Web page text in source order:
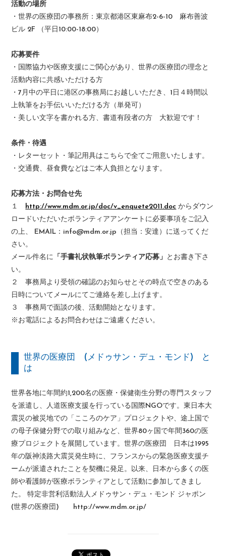
活動の場所
・世界の医療団の事務所：東京都港区東麻布2-6-10 麻布善波
ビル 2F （平日10:00-18:00）
応募要件
・国際協力や医療支援にご関心があり、世界の医療団の理念と
活動内容に共感いただける方
・7月中の平日に港区の事務局にお越しいただき、1日４時間以
上執筆をお手伝いいただける方（単発可）
・美しい文字を書かれる方、書道有段者の方 大歓迎です！
条件・待遇
・レターセット・筆記用具はこちらで全てご用意いたします。
・交通費、昼食費などはご本人負担となります。
応募方法・お問合せ先
１ http://www.mdm.or.jp/doc/v_enquete2011.doc からダウン
ロードいただいたボランティアアンケートに必要事項をご記入
の上、 EMAIL：info@mdm.or.jp（担当：安達）に送ってくだ
さい。
メール件名に 「手書礼状執筆ボランティア応募」 とお書き下さ
い。
２ 事務局より受領の確認のお知らせとその時点で空きのある
日時についてメールにてご連絡を差し上げます。
３ 事務局で面談の後、活動開始となります。
※お電話によるお問合わせはご遠慮ください。
世界の医療団 (メドゥサン・デュ・モンド) と
は
世界各地に年間約1,200名の医療・保健衛生分野の専門スタッフ
を派遣し、人道医療支援を行っている国際NGOです。東日本大
震災の被災地での「こころのケア」プロジェクトや、途上国で
の母子保健分野での取り組みなど、世界80ヶ国で年間360の医
療プロジェクトを展開しています。世界の医療団 日本は1995
年の阪神淡路大震災発生時に、フランスからの緊急医療支援チ
ームが派遣されたことを契機に発足。以来、日本から多くの医
師や看護師が医療ボランティアとして活動に参加してきまし
た。 特定非営利活動法人メドゥサン・デュ・モンド ジャポン
(世界の医療団) http://www.mdm.or.jp/